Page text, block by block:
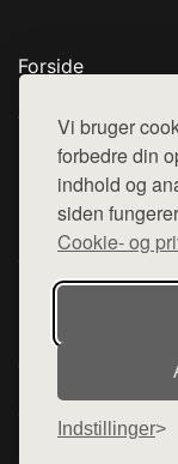
Vi bruger
forbedre din
indhold og
siden
Cookie- og
Indstillinger
Forside
Top Rabatter
Blog
Kontakt
Denne side er en
hjemmesider med
diverse webshops.
henviser til de
varerne på lager.